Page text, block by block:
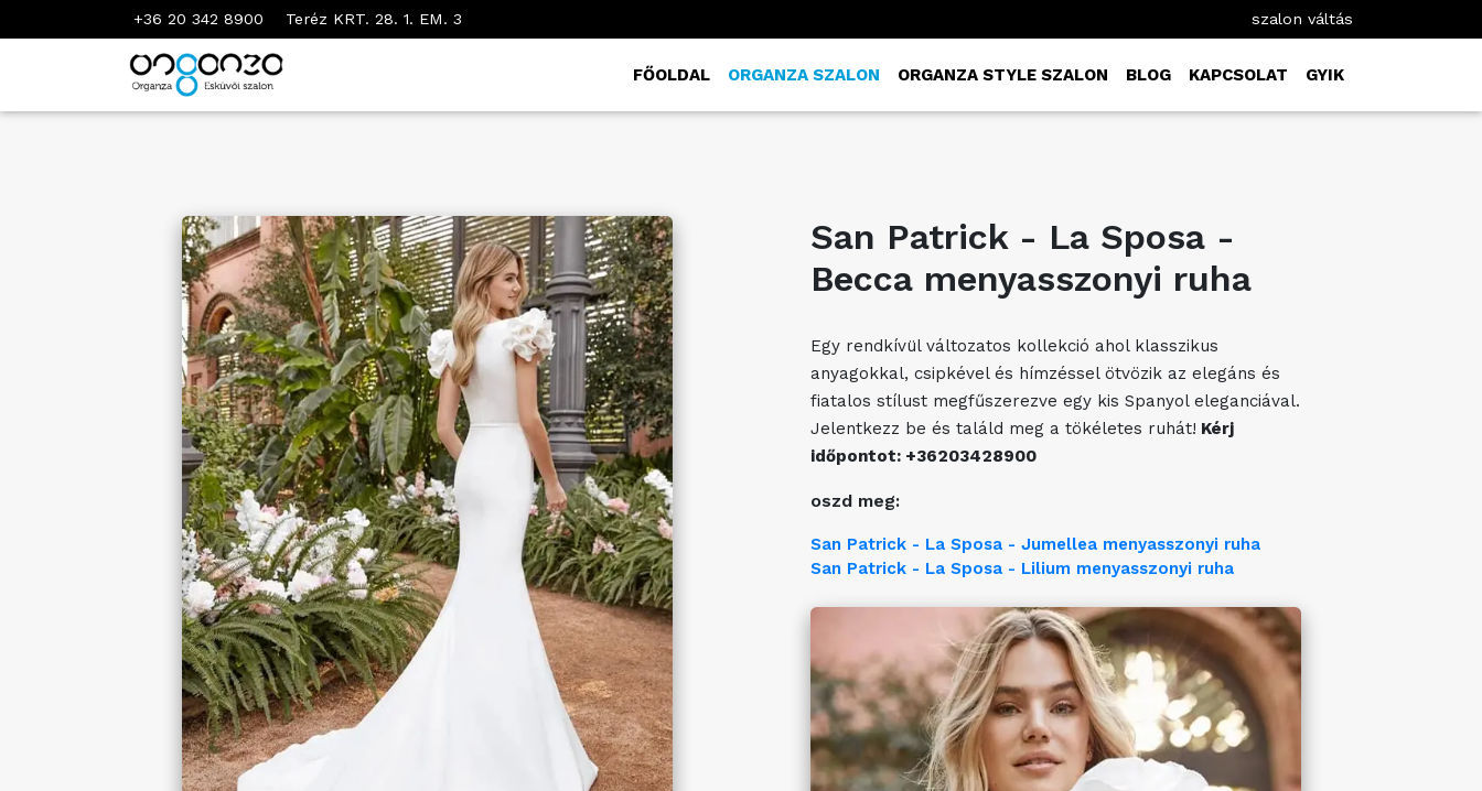
+36 20 342 8900 Teréz KRT. 28. 1. EM. 3 szalon váltás
FŐOLDAL ORGANZA SZALON ORGANZA STYLE SZALON BLOG KAPCSOLAT GYIK
San Patrick - La Sposa -
Becca menyasszonyi ruha
Egy rendkívül változatos kollekció ahol klasszikus
anyagokkal, csipkével és hímzéssel ötvözik az elegáns és
fiatalos stílust megfűszerezve egy kis Spanyol eleganciával.
Jelentkezz be és találd meg a tökéletes ruhát! Kérj
időpontot: +36203428900
oszd meg:
San Patrick - La Sposa - Jumellea menyasszonyi ruha
San Patrick - La Sposa - Lilium menyasszonyi ruha